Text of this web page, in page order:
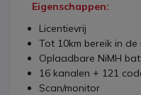
Eigenschappen:
Licentievrij
Tot 10km bereik in
Oplaadbare NiMH
16 kanalen + 121
Scan/monitor